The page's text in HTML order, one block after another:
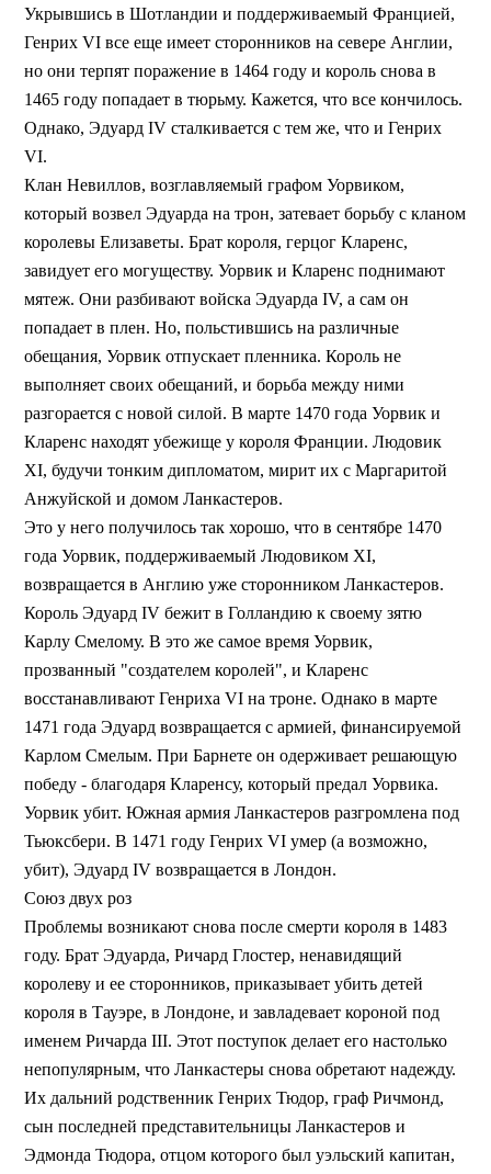
Укрывшись в Шотландии и поддерживаемый Францией,
Генрих VI все еще имеет сторонников на севере Англии,
но они терпят поражение в 1464 году и король снова в
1465 году попадает в тюрьму. Кажется, что все кончилось.
Однако, Эдуард IV сталкивается с тем же, что и Генрих
VI.
Клан Невиллов, возглавляемый графом Уорвиком,
который возвел Эдуарда на трон, затевает борьбу с кланом
королевы Елизаветы. Брат короля, герцог Кларенс,
завидует его могуществу. Уорвик и Кларенс поднимают
мятеж. Они разбивают войска Эдуарда IV, а сам он
попадает в плен. Но, польстившись на различные
обещания, Уорвик отпускает пленника. Король не
выполняет своих обещаний, и борьба между ними
разгорается с новой силой. В марте 1470 года Уорвик и
Кларенс находят убежище у короля Франции. Людовик
XI, будучи тонким дипломатом, мирит их с Маргаритой
Анжуйской и домом Ланкастеров.
Это у него получилось так хорошо, что в сентябре 1470
года Уорвик, поддерживаемый Людовиком XI,
возвращается в Англию уже сторонником Ланкастеров.
Король Эдуард IV бежит в Голландию к своему зятю
Карлу Смелому. В это же самое время Уорвик,
прозванный "создателем королей", и Кларенс
восстанавливают Генриха VI на троне. Однако в марте
1471 года Эдуард возвращается с армией, финансируемой
Карлом Смелым. При Барнете он одерживает решающую
победу - благодаря Кларенсу, который предал Уорвика.
Уорвик убит. Южная армия Ланкастеров разгромлена под
Тьюксбери. В 1471 году Генрих VI умер (а возможно,
убит), Эдуард IV возвращается в Лондон.
Союз двух роз
Проблемы возникают снова после смерти короля в 1483
году. Брат Эдуарда, Ричард Глостер, ненавидящий
королеву и ее сторонников, приказывает убить детей
короля в Тауэре, в Лондоне, и завладевает короной под
именем Ричарда III. Этот поступок делает его настолько
непопулярным, что Ланкастеры снова обретают надежду.
Их дальний родственник Генрих Тюдор, граф Ричмонд,
сын последней представительницы Ланкастеров и
Эдмонда Тюдора, отцом которого был уэльский капитан,